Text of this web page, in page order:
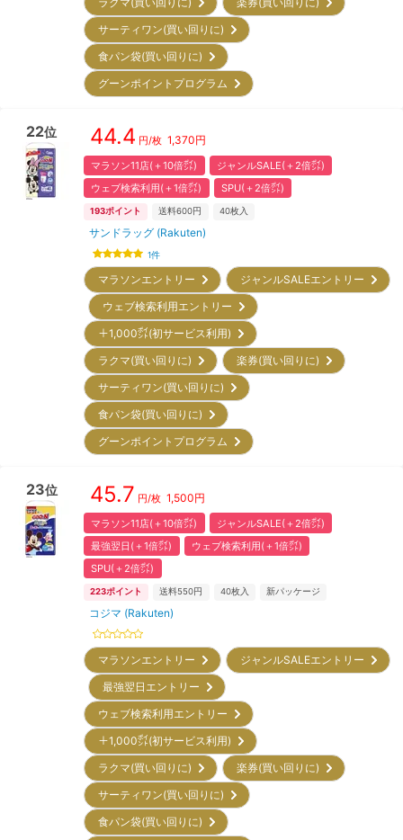
サーティワン(買い回りに)
食パン袋(買い回りに)
グーンポイントプログラム
22位 44.4 円/枚 1,370円
マラソン11店(＋10倍㌽)
ジャンルSALE(＋2倍㌽)
ウェブ検索利用(＋1倍㌽)
SPU(＋2倍㌽)
193ポイント 送料600円 40枚入
サンドラッグ (Rakuten)
1件
マラソンエントリー
ジャンルSALEエントリー
ウェブ検索利用エントリー
＋1,000㌽(初サービス利用)
ラクマ(買い回りに)
楽券(買い回りに)
サーティワン(買い回りに)
食パン袋(買い回りに)
グーンポイントプログラム
23位 45.7 円/枚 1,500円
マラソン11店(＋10倍㌽)
ジャンルSALE(＋2倍㌽)
最強翌日(＋1倍㌽)
ウェブ検索利用(＋1倍㌽)
SPU(＋2倍㌽)
223ポイント 送料550円 40枚入 新パッケージ
コジマ (Rakuten)
マラソンエントリー
ジャンルSALEエントリー
最強翌日エントリー
ウェブ検索利用エントリー
＋1,000㌽(初サービス利用)
ラクマ(買い回りに)
楽券(買い回りに)
サーティワン(買い回りに)
食パン袋(買い回りに)